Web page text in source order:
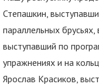
Степашкин,
параллельных
выступавший по
упражнениях и на
Ярослав Красиков,